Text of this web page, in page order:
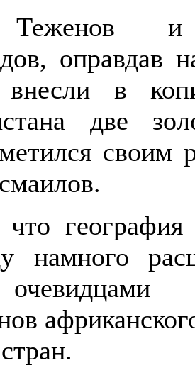
и
оправдав
внесли в
две
своим
намного